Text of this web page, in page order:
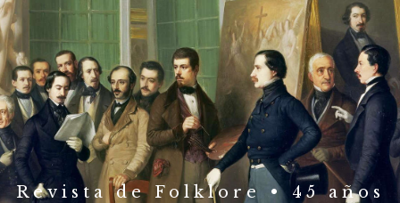
Revista de Folklore • 45 años